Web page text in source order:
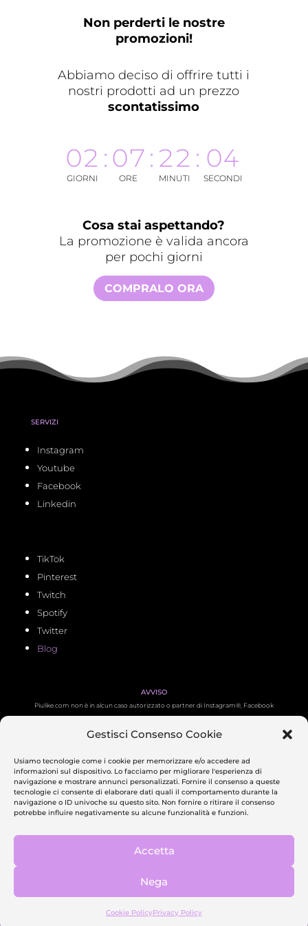
Gestisci Consenso Cookie
Usiamo tecnologie come i cookie per memorizzare e/o accedere ad
informazioni sul dispositivo. Lo facciamo per migliorare l'esperienza di
navigazione e mostrare annunci personalizzati. Fornire il consenso a queste
tecnologie ci consente di elaborare dati quali il comportamento durante la
navigazione o ID univoche su questo sito. Non fornire o ritirare il consenso
potrebbe influire negativamente su alcune funzionalità e funzioni.
Accetta
Nega
Cookie PolicyPrivacy Policy
Non perderti le nostre
promozioni!
Abbiamo deciso di offrire tutti i
nostri prodotti ad un prezzo
scontatissimo
02
GIORNI
: 07
ORE
: 22
MINUTI
: 04
SECONDI
Cosa stai aspettando?
La promozione è valida ancora
per pochi giorni
COMPRALO ORA
SERVIZI
Instagram
Youtube
Facebook
Linkedin
TikTok
Pinterest
Twitch
Spotify
Twitter
Blog
AVVISO
Piulike.com non è in alcun caso autorizzato o partner di Instagram®, Facebook
Tutti i relativi loghi sono marchi registrati dei proprietari.
PAGAMENTI SICURI
Contattaci
Managed by Lunaweb Ltd
71-75 Shelton Street, London, WC2H 9JQ